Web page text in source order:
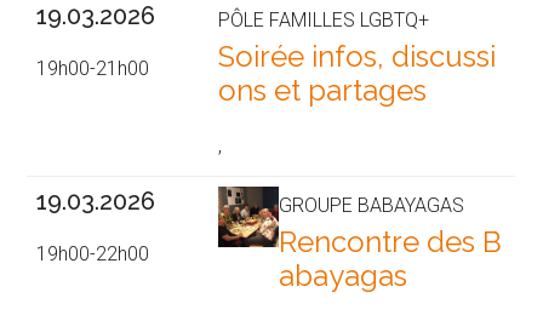
19.03.2026
19h00-21h00
PÔLE FAMILLES LGBTQ+
Soirée infos, discussi
ons et partages
,
19.03.2026
19h00-22h00
GROUPE BABAYAGAS
Rencontre des B
abayagas